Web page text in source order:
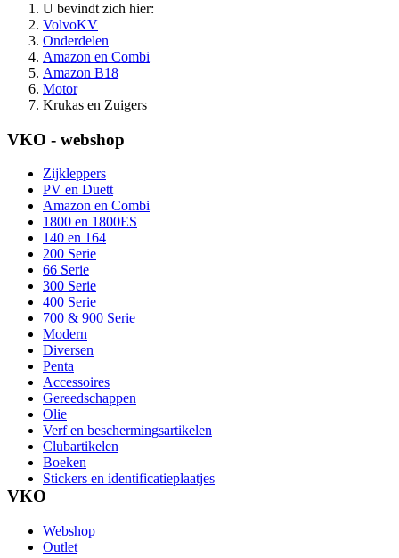
U bevindt zich hier:
VolvoKV
Onderdelen
Amazon en Combi
Amazon B18
Motor
Krukas en Zuigers
VKO - webshop
Zijkleppers
PV en Duett
Amazon en Combi
1800 en 1800ES
140 en 164
200 Serie
66 Serie
300 Serie
400 Serie
700 & 900 Serie
Modern
Diversen
Penta
Accessoires
Gereedschappen
Olie
Verf en beschermingsartikelen
Clubartikelen
Boeken
Stickers en identificatieplaatjes
VKO
Webshop
Outlet